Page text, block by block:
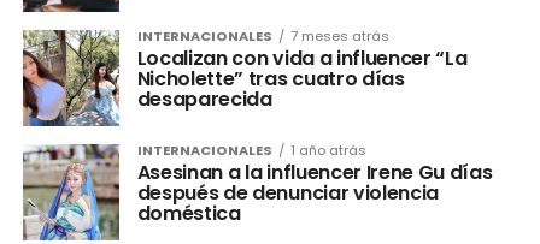
INTERNACIONALES 7 meses atrás
Localizan con vida a influencer “La
Nicholette” tras cuatro días
desaparecida
INTERNACIONALES 1 año atrás
Asesinan a la influencer Irene Gu días
después de denunciar violencia
doméstica